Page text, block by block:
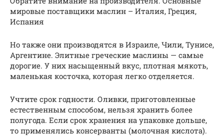
мировые поставщики маслин – Италия, Греция,
Испания
Но также они производятся в Израиле, Чили, Тунисе,
Аргентине. Элитные греческие маслины — самые
дорогие. У них насыщенный вкус, плотная мякоть,
маленькая косточка, которая легко отделяется.
Учтите срок годности. Оливки, приготовленные
естественным способом, нельзя хранить более
полугода. Если срок хранения на упаковке дольше,
то применялись консерванты (молочная кислота).